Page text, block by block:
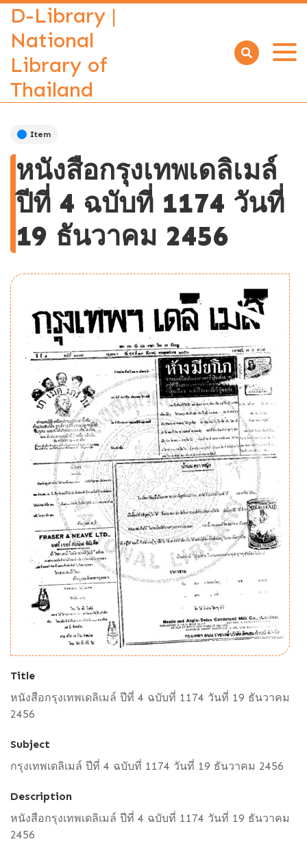
D-Library |
National
Library of
Thailand
Open
Item
หนังสือกรุงเทพเดลิเมล์
ปีที่ 4 ฉบับที่ 1174 วันที่
19 ธันวาคม 2456
Title
หนังสือกรุงเทพเดลิเมล์ ปีที่ 4 ฉบับที่ 1174 วันที่ 19 ธันวาคม
2456
Subject
กรุงเทพเดลิเมล์ ปีที่ 4 ฉบับที่ 1174 วันที่ 19 ธันวาคม 2456
Description
หนังสือกรุงเทพเดลิเมล์ ปีที่ 4 ฉบับที่ 1174 วันที่ 19 ธันวาคม
2456